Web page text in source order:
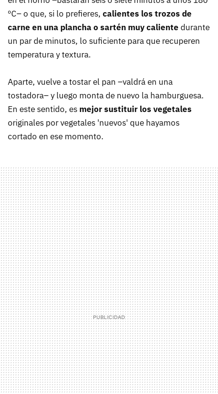
ºC– o que, si lo prefieres, calientes los trozos de
carne en una plancha o sartén muy caliente durante
un par de minutos, lo suficiente para que recuperen
temperatura y textura.
Aparte, vuelve a tostar el pan –valdrá en una
tostadora– y luego monta de nuevo la hamburguesa.
En este sentido, es mejor sustituir los vegetales
originales por vegetales 'nuevos' que hayamos
cortado en ese momento.